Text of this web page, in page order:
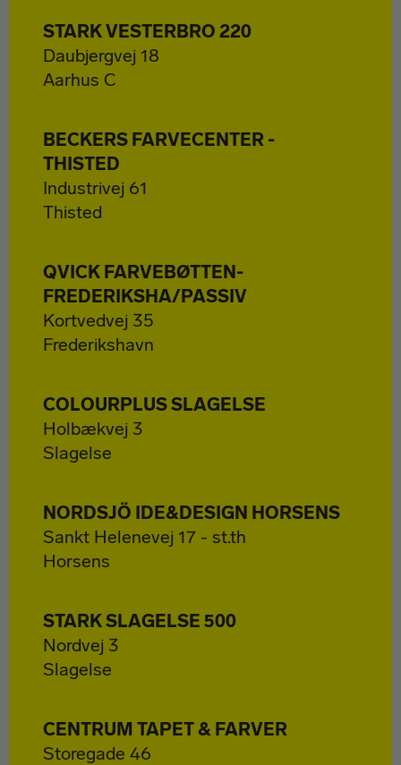
STARK VESTERBRO 220
Daubjergvej 18
Aarhus C
BECKERS FARVECENTER -
THISTED
Industrivej 61
Thisted
QVICK FARVEBØTTEN-
FREDERIKSHA/PASSIV
Kortvedvej 35
Frederikshavn
COLOURPLUS SLAGELSE
Holbækvej 3
Slagelse
NORDSJÖ IDE&DESIGN HORSENS
Sankt Helenevej 17 - st.th
Horsens
STARK SLAGELSE 500
Nordvej 3
Slagelse
CENTRUM TAPET & FARVER
Storegade 46